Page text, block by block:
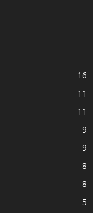
16
11
11
9
9
8
8
5